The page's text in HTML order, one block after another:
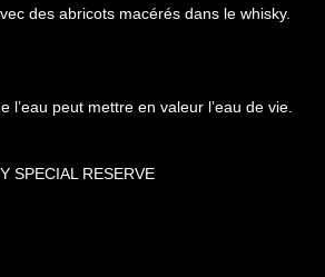
des abricots macérés dans le whisky.
l’eau peut mettre en valeur l’eau de vie.
SPECIAL RESERVE